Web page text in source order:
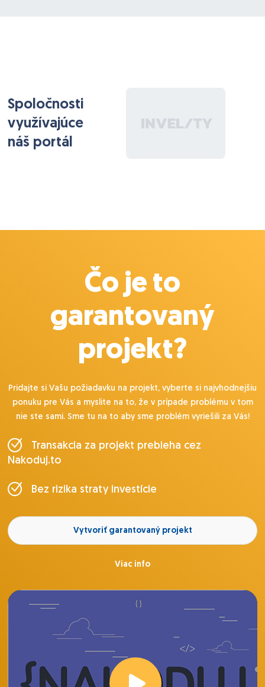
Spoločnosti
využívajúce
náš portál
Čo je to
garantovaný
projekt?
Pridajte si Vašu požiadavku na projekt, vyberte si najvhodnejšiu
ponuku pre Vás a myslite na to, že v prípade problému v tom
nie ste sami. Sme tu na to aby sme problém vyriešili za Vás!
Transakcia za projekt prebieha cez
Nakoduj.to
Bez rizika straty investície
Vytvoriť garantovaný projekt
Viac info